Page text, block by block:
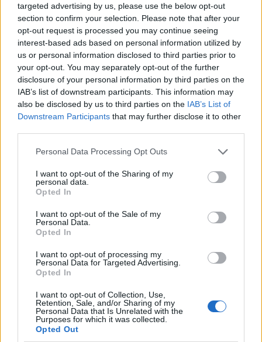
targeted advertising by us, please use the below opt-out
section to confirm your selection. Please note that after your
opt-out request is processed you may continue seeing
interest-based ads based on personal information utilized by
us or personal information disclosed to third parties prior to
your opt-out. You may separately opt-out of the further
disclosure of your personal information by third parties on the
IAB’s list of downstream participants. This information may
also be disclosed by us to third parties on the IAB’s List of
Downstream Participants that may further disclose it to other
Please note that this website/app uses one or more Google
not limited to your visit or usage behaviour. You may click to
grant or deny consent to Google and its third-party tags to
use your data for below specified purposes in below Google
consent section.
Personal Data Processing Opt Outs
I want to opt-out of the Sharing of my
personal data.
Opted In
I want to opt-out of the Sale of my
Personal Data.
Opted In
I want to opt-out of processing my
Personal Data for Targeted Advertising.
Opted In
I want to opt-out of Collection, Use,
Retention, Sale, and/or Sharing of my
Personal Data that Is Unrelated with the
Purposes for which it was collected.
Opted Out
F
a
ce
b
o
o
k
T
w
it
te
r
Pi
n
te
re
st
W
h
at
s
A
p
p
S
h
a
re
Articolo precedente
Prossimo articolo
NOTIZIE RECENTI
Controlli rafforzati in Costa Smeralda, 20
arresti e 135 denunce
nuove aule nelle scuole di Olbia
Incidente sulla provinciale 125, paura tra Olbia e
Arzachena
Incidente sulla strada provinciale ad Arzachena,
un ferito